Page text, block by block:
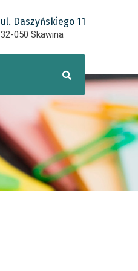
ul. Daszyńskiego 11
32-050 Skawina